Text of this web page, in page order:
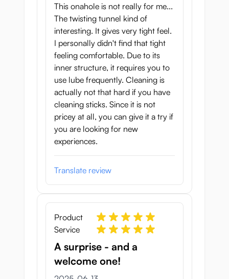
This onahole is not really for me...
The twisting tunnel kind of
interesting. It gives very tight feel.
I personally didn't find that tight
feeling comfortable. Due to its
inner structure, it requires you to
use lube frequently. Cleaning is
actually not that hard if you have
cleaning sticks. Since it is not
pricey at all, you can give it a try if
you are looking for new
experiences.
Translate review
Product
Service
A surprise - and a
welcome one!